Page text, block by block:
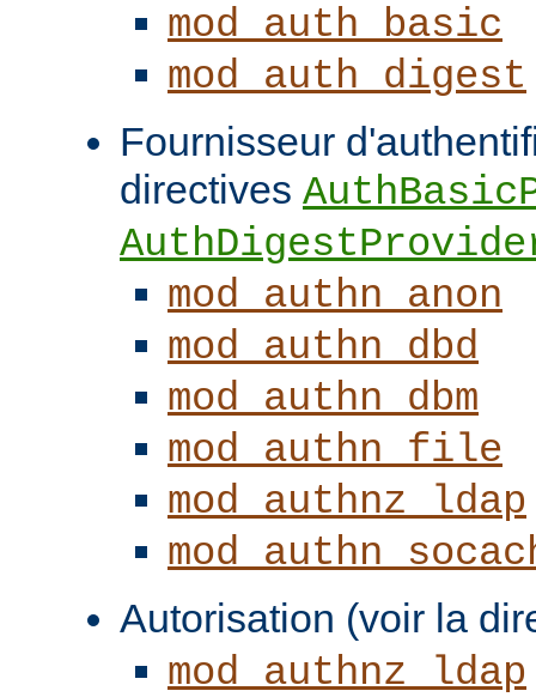
mod_auth_basic
mod_auth_digest
Fournisseur
directives
mod_authn_anon
mod_authn_dbd
mod_authn_dbm
mod_authn_file
mod_authnz_ldap
Autorisation (voir la
mod_authnz_ldap